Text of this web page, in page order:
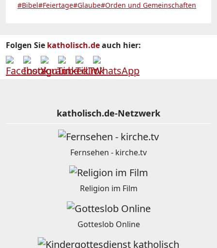
#Bibel#Feiertage#Glaube#Orden und Gemeinschaften
Folgen Sie katholisch.deauch hier:
katholisch.de-Netzwerk
Fernsehen - kirche.tv
Religion im Film
Gotteslob Online